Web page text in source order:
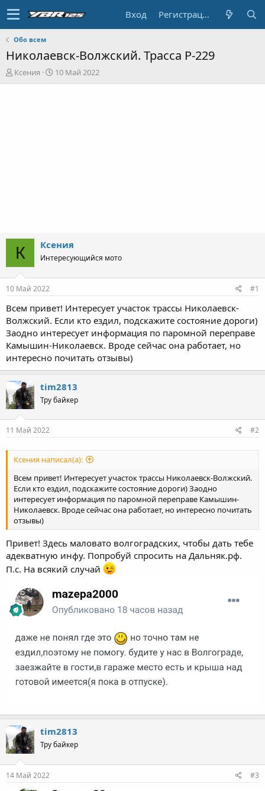
Вход Регистрация
Обо всем
Николаевск-Волжский. Трасса P-229
А
в
Ксения
Д
а
10 Май 2022
К Ксения
Интересующийся мото
10 Май 2022 #1
Всем привет! Интересует участок трассы Николаевск-
Волжский. Если кто ездил, подскажите состояние дороги)
Заодно интересует информация по паромной переправе
Камышин-Николаевск. Вроде сейчас она работает, но
интересно почитать отзывы)
tim2813
Тру байкер
11 Май 2022 #2
Ксения написал(а):
Всем привет! Интересует участок трассы Николаевск-Волжский.
Если кто ездил, подскажите состояние дороги) Заодно
интересует информация по паромной переправе Камышин-
Николаевск. Вроде сейчас она работает, но интересно почитать
отзывы)
Привет! Здесь маловато волгоградских, чтобы дать тебе
адекватную инфу. Попробуй спросить на Дальняк.рф.
П.с. На всякий случай
tim2813
Тру байкер
14 Май 2022 #3